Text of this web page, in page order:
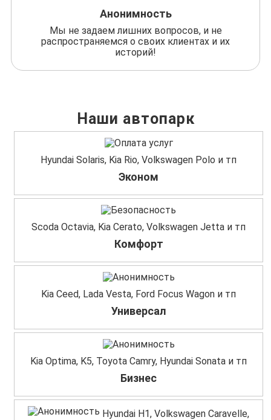
Анонимность
Мы не задаем лишних вопросов, и не
распространяемся о своих клиентах и их
историй!
Наши автопарк
Hyundai Solaris, Kia Rio, Volkswagen Polo и тп
Эконом
Scoda Octavia, Kia Cerato, Volkswagen Jetta и тп
Комфорт
Kia Ceed, Lada Vesta, Ford Focus Wagon и тп
Универсал
Kia Optima, K5, Toyota Camry, Hyundai Sonata и тп
Бизнес
Hyundai H1, Volkswagen Caravelle,